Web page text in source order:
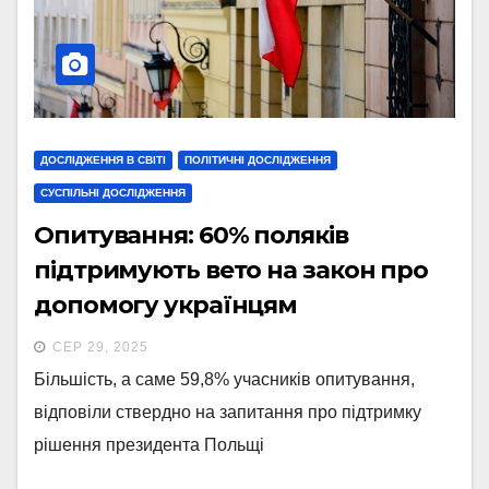
ДОСЛІДЖЕННЯ В СВІТІ ПОЛІТИЧНІ ДОСЛІДЖЕННЯ
СУСПІЛЬНІ ДОСЛІДЖЕННЯ
Опитування: 60% поляків
підтримують вето на закон про
допомогу українцям
СЕР 29, 2025
Більшість, а саме 59,8% учасників опитування,
відповіли ствердно на запитання про підтримку
рішення президента Польщі